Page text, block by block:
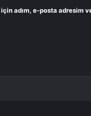
adım, e-posta adresim